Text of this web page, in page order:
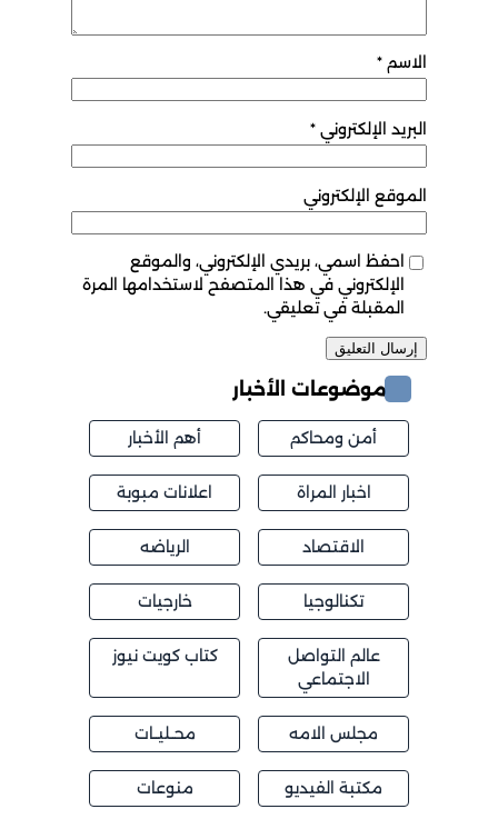
الاسم*
البريد الإلكتروني *
الموقع الإلكتروني
احفظ اسمي، بريدي الإلكتروني، والموقع
الإلكتروني في هذا المتصفح لاستخدامها المرة
المقبلة في تعليقي.
موضوعات الأخبار
أمن ومحاكم أهم الأخبار
اخبار المراة اعلانات مبوبة
الاقتصاد الرياضه
تكنالوجيا خارجيات
عالم التواصل
الاجتماعي
كتاب كويت نيوز
مجلس الامه محــليــات
مكتبة الفيديو منوعات